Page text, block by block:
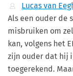
Lucas van
Als een ouder de
misbruiken om
kan, volgens het
zijn ouder dat hij
toegerekend.